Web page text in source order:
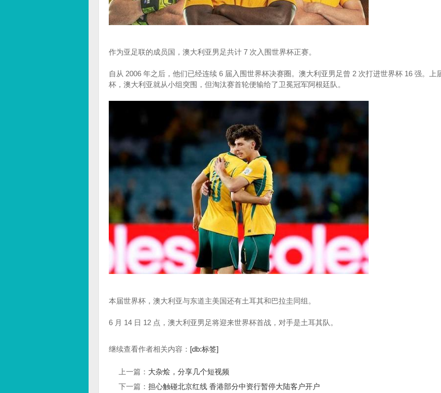
作为亚足联的成员国，澳大利亚男足共计 7 次入围世界杯正赛。
自从 2006 年之后，他们已经连续 6 届入围世界杯决赛圈。澳大利亚男足曾 2 次打进世界杯 16 强。上
杯，澳大利亚就从小组突围，但淘汰赛首轮便输给了卫冕冠军阿根廷队。
本届世界杯，澳大利亚与东道主美国还有土耳其和巴拉圭同组。
6 月 14 日 12 点，澳大利亚男足将迎来世界杯首战，对手是土耳其队。
继续查看作者相关内容： [db:标签]
上一篇： 大杂烩，分享几个短视频
下一篇： 担心触碰北京红线 香港部分中资行暂停大陆客户开户